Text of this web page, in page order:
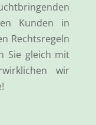
Kunden in
Rechtsregeln
Sie gleich mit
wir